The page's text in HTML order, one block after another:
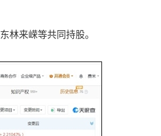
林来嵘等共同持股。